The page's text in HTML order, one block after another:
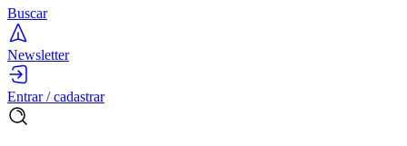
Buscar
Newsletter
Entrar / cadastrar